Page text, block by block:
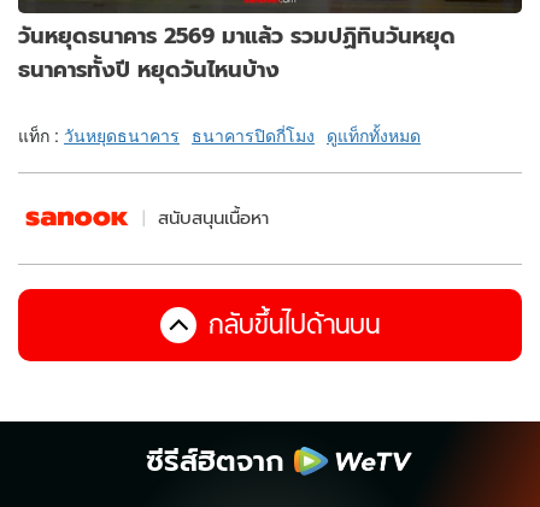
วันหยุดธนาคาร 2569 มาแล้ว รวมปฏิทินวันหยุด
ธนาคารทั้งปี หยุดวันไหนบ้าง
แท็ก : วันหยุดธนาคาร ธนาคารปิดกี่โมง ดูแท็กทั้งหมด
สนับสนุนเนื้อหา
กลับขึ้นไปด้านบน
ซีรีส์ฮิตจาก